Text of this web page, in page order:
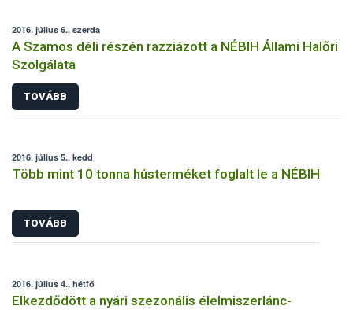
2016. július 6., szerda
A Szamos déli részén razziázott a NÉBIH Állami Halőri
Szolgálata
TOVÁBB
2016. július 5., kedd
Több mint 10 tonna hústerméket foglalt le a NÉBIH
TOVÁBB
2016. július 4., hétfő
Elkezdődött a nyári szezonális élelmiszerlánc-